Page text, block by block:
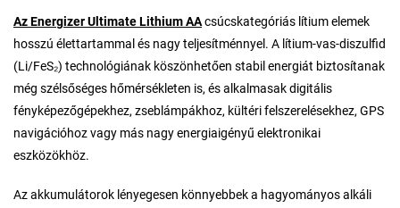
Az Energizer Ultimate Lithium AAcsúcskategóriás lítium elemek
hosszú élettartammal és nagy teljesítménnyel. A lítium-vas-diszulfid
(Li/FeS₂) technológiának köszönhetően stabil energiát biztosítanak
még szélsőséges hőmérsékleten is, és alkalmasak digitális
fényképezőgépekhez, zseblámpákhoz, kültéri felszerelésekhez, GPS
navigációhoz vagy más nagy energiaigényű elektronikai
eszközökhöz.
Az akkumulátorok lényegesen könnyebbek a hagyományos alkáli